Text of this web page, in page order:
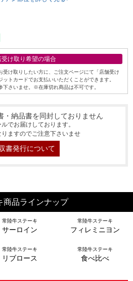
結婚内祝い 法事・香典返し
ふるさと納税
受け取り希望の場合
受け取りしたい方に、ご注文ページにて「店舗受け
トカードでお支払いいただくことができます。
さいませ。※在庫切れ商品は不可です。
・納品書を同封しておりません
でお届けしております。
ますのでご注意下さいませ
書発行について
商品ラインナップ
常陸牛ステーキ
サーロイン
常陸牛ステーキ
フィレミニヨン
常陸牛ステーキ
リブロース
常陸牛ステーキ
食べ比べ